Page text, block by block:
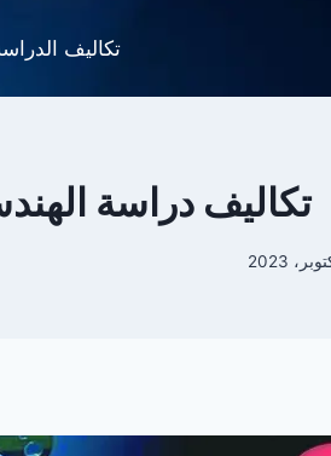
تكاليف
تكاليف دراسة